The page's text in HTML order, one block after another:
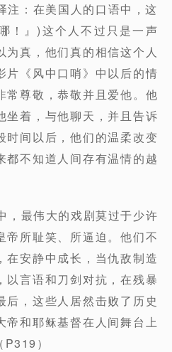
注：在美国人的口语中，这
！』)这个人不过只是一声
为真，他们真的相信这个人
片《风中口哨》中以后的情
常尊敬，恭敬并且爱他。他
坐着，与他聊天，并且告诉
时间以后，他们的温柔改变
都不知道人间存有温情的越
，最伟大的戏剧莫过于少许
帝所耻笑、所逼迫。他们不
在安静中成长，当仇敌制造
以言语和刀剑对抗，在残暴
后，这些人居然击败了历史
帝和耶稣基督在人间舞台上
）